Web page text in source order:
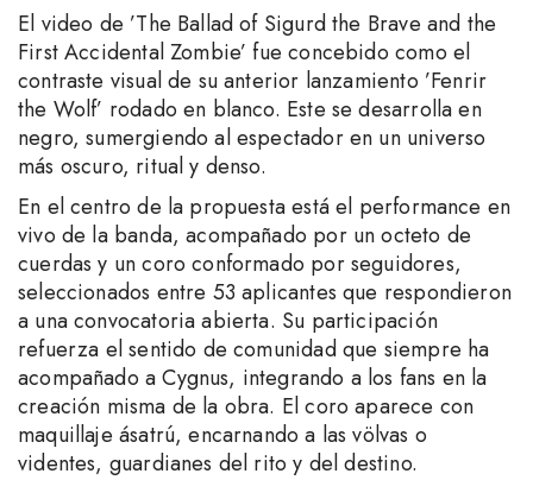
El video de ’The Ballad of Sigurd the Brave and the
First Accidental Zombie’ fue concebido como el
contraste visual de su anterior lanzamiento ’Fenrir
the Wolf’ rodado en blanco. Este se desarrolla en
negro, sumergiendo al espectador en un universo
más oscuro, ritual y denso.
En el centro de la propuesta está el performance en
vivo de la banda, acompañado por un octeto de
cuerdas y un coro conformado por seguidores,
seleccionados entre 53 aplicantes que respondieron
a una convocatoria abierta. Su participación
refuerza el sentido de comunidad que siempre ha
acompañado a Cygnus, integrando a los fans en la
creación misma de la obra. El coro aparece con
maquillaje ásatrú, encarnando a las völvas o
videntes, guardianes del rito y del destino.